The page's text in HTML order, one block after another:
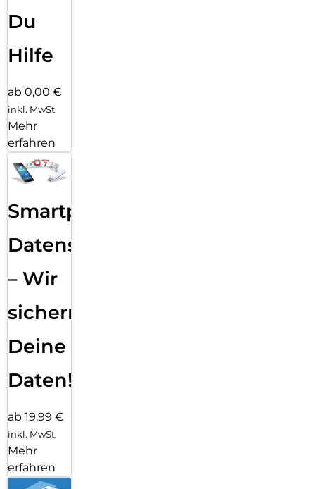
Du
Hilfe
ab 0,00 €
inkl. MwSt.
Mehr
erfahren
Smartphone
Datensicherung
– Wir
sichern
Deine
Daten!
ab 19,99 €
inkl. MwSt.
Mehr
erfahren